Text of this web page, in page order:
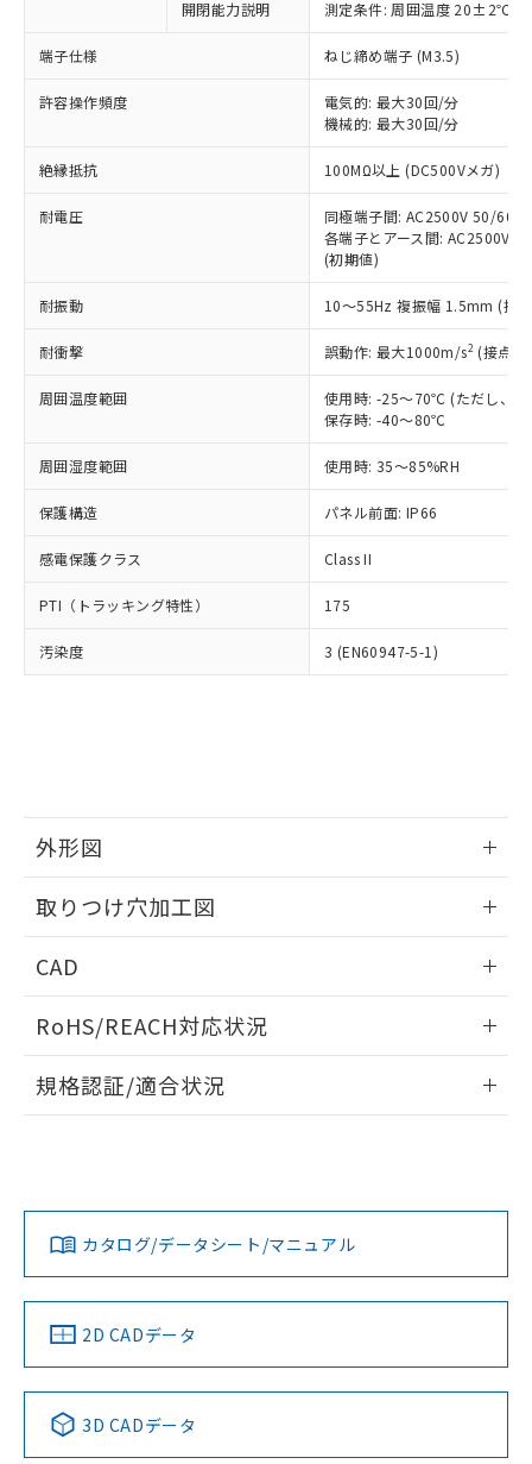
開閉能力説明 測定条件: 周囲温度 20±2℃、
端子仕様 ねじ締め端子 (M3.5)
許容操作頻度
電気的: 最大30回/分
機械的: 最大30回/分
絶縁抵抗 100MΩ以上 (DC500Vメガ)
耐電圧
同極端子間: AC2500V 50/
各端子とアース間: AC2500V
(初期値)
耐振動 10～55Hz 複振幅 1.5mm (接
耐衝撃 誤動作: 最大1000m/s2 (接点
周囲温度範囲
使用時: -25～70℃ (ただし、氷
保存時: -40～80℃
周囲湿度範囲 使用時: 35～85%RH
保護構造 パネル前面: IP66
感電保護クラス Class II
PTI（トラッキング特性） 175
汚染度 3 (EN60947-5-1)
外形図
取りつけ穴加工図
CAD
ドすることができます。
ログイン/会員登録
ダウンロードデータをご利用いただく前に、以下を必ずお読
みください。
ソフトウェアの使用条件
RoHS/REACH対応状況
EU RoHS 注意事項・凡例
対応済み
中国 RoHS 注意事項・凡例
Pb Hg Cd Cr(VI)
規格認証/適合状況
カタログ/データシート/マニュアル
2D CADデータ
3D CADデータ
以下の条件をお読みいただき、同意のうえ
ご利用ください。
本サービスは、当社制御機器事業取扱
商品の当社在庫状況および標準価格
(税抜)を提供させていただくもので
当社制御機器事業取扱商品の中には、
本サービスの対象外となる商品もある
ことをご了承ください。
在庫状況および標準価格照会結果は、
記載している更新日時点での社内デー
タに基づき作成されるものであり、閲
覧された時点での実際の在庫および標
準価格とは異なる場合があることをご
正式な納期状況および標準価格はお客
様のお取引先、またはお客様担当のオ
ムロン制御機器販売店・当社販売員に
オムロン制御機器販売店や当社販売拠
点は「
販売ネットワーク
」をご確認
在庫状況および標準価格結果を当社の
事前の承諾なく第三者に漏洩または開
示しないようお願いします。
マイパーツ機能（部品リスト作成サー
および当社の共同利用者が、当社の製
引・商談に必要な範囲で利用すること
をご了承ください。
※当社の共同利用者とは、
指します。
対応予定なし：EU RoHS指令（10物質）の
非含有に非対応の商品で、対応品を出す予
定はありません。
非含有の対応状況を調査中または確認中の
非該当品：ライセンス料など無形物で、有
害物質有無と関係のない商品です。
仕入先様の事情により、非含有部品として
いたものが、含有品と判明した場合などや
むを得ず変更することがあります。
鉛(Pb) 1000ppm以下、 水銀(Hg) 1000ppm以下、 カド
(PBDE) 1000ppm以下、フタル酸ビス(2-エチルヘキシ
ル) (DEHP)(別名：DOP) 1000ppm以下、フタル酸ブチ
ルベンジル（BBP） 1000ppm以下、フタル酸ジブチル
（DBP） 1000ppm以下、フタル酸ジイソブチル
(DIBP) 1000ppm以下
但し、RoHS指令で産業用監視および制御機器に対する
適用除外項目は除く。
※2 対応予定月
部品在庫の切り替え状況などにより、予定
下記の非含有証明書をダウンロードするこ
とができます。
EU RoHS指令（10物質）の非含有証明書
51物質の非含有証明書（当社基準）
るもので、過去に遡って非含有を証明する
ものではありません。
また、RoHS指令のフタル酸エステル類４
荷製品に未対応品が混在することから備考
欄に対応日を記載しておりました。
す。
※1 中国RoHS○×表
「○」：最大均質材料含有率が中国RoHSの
基準値以下であることを示します。
「×」：最大均質材料含有率が中国RoHSの
基準値を超えていることを示します。
「－」：未確認です。当社販売部門へお問
*中国RoHS10物質の基準値 (GB/T26572)：
Pb(鉛) :1000ppm、 Hg(水銀) : 1000ppm、 Cd(カドミウ
Cr(Ⅵ)(六価クロム) : 1000ppm、 PBBs(ポリ臭化ビフェ
ニル類) : 1000ppm、 PBDEs(ポリ臭化ジフェニルエーテ
DBP(フタル酸ジブチル) : 1000ppm、 DIBP(フタル酸ジ
イソブチル) : 1000ppm、 BBP(フタル酸ブチルベンジ
ル) : 1000ppm、
DEHP(フタル酸ビス(2-エチルヘキシル)) : 1000ppm
※2 環境保護使用期限
「ｅ」：有害物質（10物質）のすべてが基
「10」：通常の使用状況下において有害物
当社は、これら貴社製品のうち、外国
為替および外国貿易法に定める商品
または国外への提供する場合は、日本
国政府の輸出許可(または役務取引許
当社は規制貨物を破棄する場合は、完
全に破砕するなど、違法に輸出されな
いよう必要な手段を講じます。
当社は貴社製品を、核兵器、ミサイ
ル、化学兵器、生物兵器またはその他
武器並びにこれらの製造装置等に一切
使用いたしません。
当社は、貴社製品を第三者に販売する
場合は、上記1、2および3の内容を当
該第三者に通知します。また当社は、
販売先および販売に係わる関係者が違
○ 一定数以上の在庫あり
△ 一定数には満たないが在庫あり
在庫なし(最新の在庫状況につ
たはお客様担当のオムロン制御
機器販売店・当社販売員にご確
空
受注生産機種、また在庫状況の